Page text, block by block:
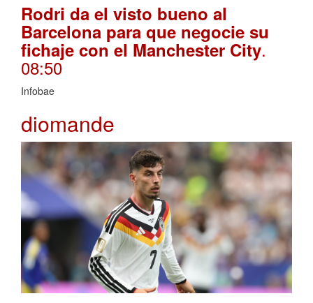
Rodri da el visto bueno al
Barcelona para que negocie su
fichaje con el Manchester City.
08:50
Infobae
diomande